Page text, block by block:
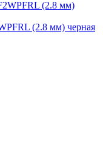
(2.8 мм) черная